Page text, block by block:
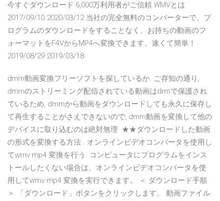
今すぐダウンロード 6,000万利用者がご信頼 WMVとは
2017/09/10 2020/03/12 当社の完全無料のコンバーターで、プ
ログラムのダウンロードをすることなく、お持ちの動画のフ
ォーマットをF4VからMP4へ変換できます。速くて簡単！
2019/08/29 2019/03/18
dmm動画変換フリーソフトを探しているか. ご存知の通り,
dmmのストリーミング配信されている動画はdrmで保護され
ているため, dmmから動画をダウンロードしても永久に保存し
て再生することがさえできないので, dmm動画を変換して他の
デバイスに取り込むのは絶対無理. ★★ダウンロードした動画
の形式を変換する方法 . オンラインビデオコンバータを使用し
てwmv mp4 変換を行う. コンピュータにプログラムをインス
トールしたくない場合は、オンラインビデオコンバータを使
用してwmv mp4 変換を実行できます。 ＜ ダウンロード手順
＞ 「ダウンロード」ボタンをクリックします。 動画ファイル